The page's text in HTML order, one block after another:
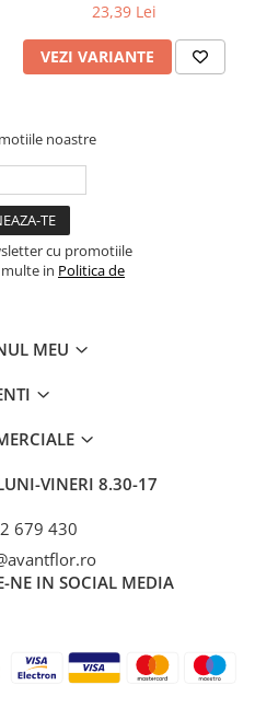
23,39 Lei
VEZI VARIANTE
noastre
cu promotiile
in Politica de
MEU
VINERI 8.30-17
679 430
NE IN SOCIAL MEDIA